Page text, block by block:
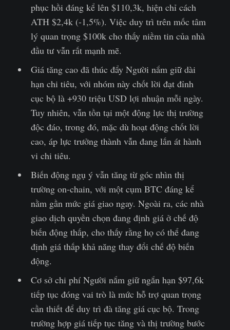
phục hồi đáng kể lên $110,3k, hiện chỉ cách
ATH $2,4k (-1,5%). Việc duy trì trên mốc tâm
lý quan trọng $100k cho thấy niềm tin của nhà
đầu tư vẫn rất mạnh mẽ.
Giá tăng cao đã thúc đẩy Người nắm giữ dài
hạn chi tiêu, với nhóm này chốt lời đạt đỉnh
cục bộ là +930 triệu USD lợi nhuận mỗi ngày.
Tuy nhiên, vẫn tồn tại một động lực thị trường
độc đáo, trong đó, mặc dù hoạt động chốt lời
cao, áp lực trưởng thành vẫn đang lấn át hành
vi chi tiêu.
Biến động ngụ ý vẫn tăng từ góc nhìn thị
trường on-chain, với một cụm BTC đáng kể
nằm gần mức giá giao ngay. Ngoài ra, các nhà
giao dịch quyền chọn đang định giá ở chế độ
biến động thấp, cho thấy rằng họ có thể đang
định giá thấp khả năng thay đổi chế độ biến
động.
Cơ sở chi phí Người nắm giữ ngắn hạn $97,6k
tiếp tục đóng vai trò là mức hỗ trợ quan trọng
cần thiết để duy trì đà tăng giá cục bộ. Trong
trường hợp giá tiếp tục tăng và thị trường bước